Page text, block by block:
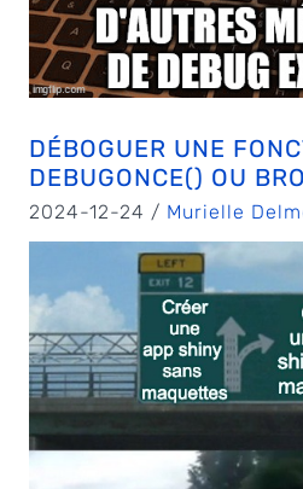
DÉBOGUER UNE
DEBUGONCE() OU
2024-12-24 / Murielle